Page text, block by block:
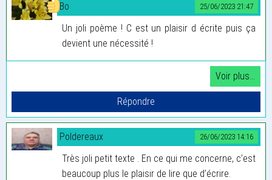
25/06/2023 21:47
Bo
Un joli poème ! C est un plaisir d écrite puis ça
devient une nécessité !
26/06/2023 14:16
Poldereaux
Très joli petit texte . En ce qui me concerne, c’est
beaucoup plus le plaisir de lire que d’écrire.